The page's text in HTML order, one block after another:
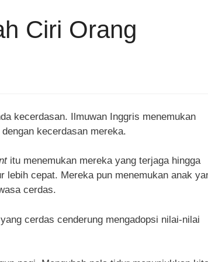
Ciri Orang
kecerdasan. Ilmuwan Inggris menemukan
kecerdasan mereka.
itu menemukan mereka yang terjaga hingga
lebih cepat. Mereka pun menemukan anak
cerdas.
cerdas cenderung mengadopsi nilai-nilai